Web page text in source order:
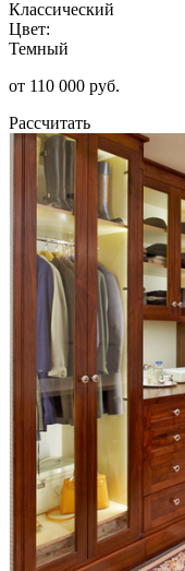
Классический
Цвет:
Темный
от 110 000 руб.
Рассчитать